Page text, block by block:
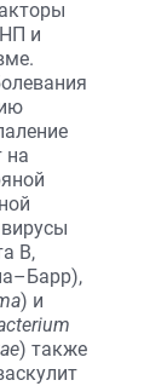
и
на
В,
) и
) также